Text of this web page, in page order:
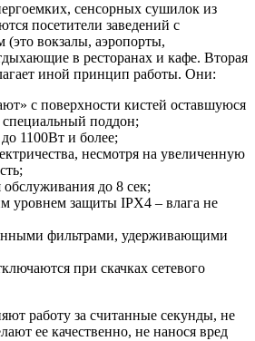
сенсорных сушилок из
посетители заведений с
вокзалы, аэропорты,
в ресторанах и кафе. Вторая
иной принцип работы. Они:
с поверхности кистей оставшуюся
специальный поддон;
1100Вт и более;
несмотря на увеличенную
до 8 сек;
уровнем защиты IPX4 – влага не
фильтрами, удерживающими
при скачках сетевого
работу за считанные секунды, не
ее качественно, не нанося вред